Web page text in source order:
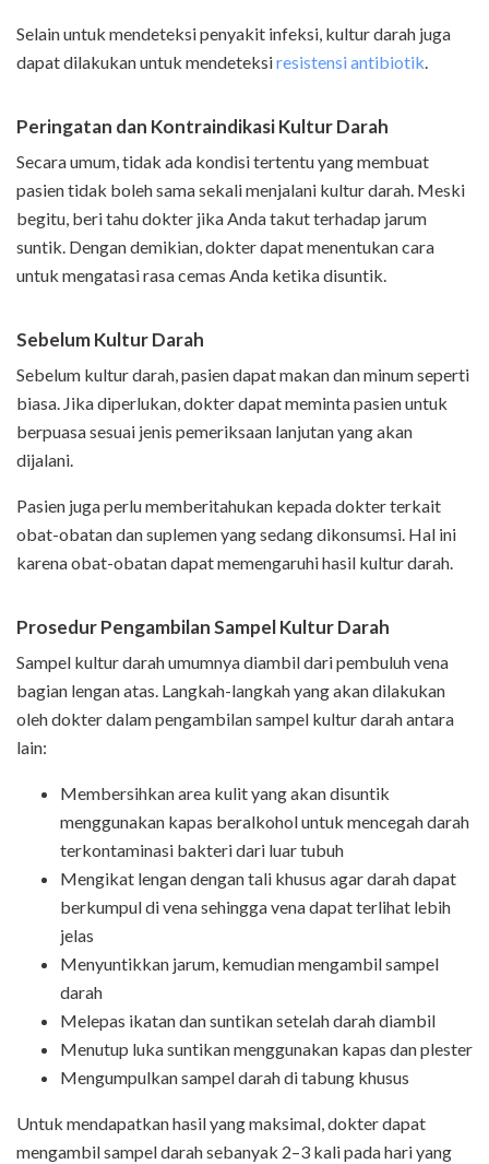
Selain untuk mendeteksi penyakit infeksi, kultur darah juga
dapat dilakukan untuk mendeteksiresistensi antibiotik.
Peringatan dan Kontraindikasi Kultur Darah
Secara umum, tidak ada kondisi tertentu yang membuat
pasien tidak boleh sama sekali menjalani kultur darah. Meski
begitu, beri tahu dokter jika Anda takut terhadap jarum
suntik. Dengan demikian, dokter dapat menentukan cara
untuk mengatasi rasa cemas Anda ketika disuntik.
Sebelum Kultur Darah
Sebelum kultur darah, pasien dapat makan dan minum seperti
biasa. Jika diperlukan, dokter dapat meminta pasien untuk
berpuasa sesuai jenis pemeriksaan lanjutan yang akan
dijalani.
Pasien juga perlu memberitahukan kepada dokter terkait
obat-obatan dan suplemen yang sedang dikonsumsi. Hal ini
karena obat-obatan dapat memengaruhi hasil kultur darah.
Prosedur Pengambilan Sampel Kultur Darah
Sampel kultur darah umumnya diambil dari pembuluh vena
bagian lengan atas. Langkah-langkah yang akan dilakukan
oleh dokter dalam pengambilan sampel kultur darah antara
lain:
Membersihkan area kulit yang akan disuntik
menggunakan kapas beralkohol untuk mencegah darah
terkontaminasi bakteri dari luar tubuh
Mengikat lengan dengan tali khusus agar darah dapat
berkumpul di vena sehingga vena dapat terlihat lebih
jelas
Menyuntikkan jarum, kemudian mengambil sampel
darah
Melepas ikatan dan suntikan setelah darah diambil
Menutup luka suntikan menggunakan kapas dan plester
Mengumpulkan sampel darah di tabung khusus
Untuk mendapatkan hasil yang maksimal, dokter dapat
mengambil sampel darah sebanyak 2–3 kali pada hari yang